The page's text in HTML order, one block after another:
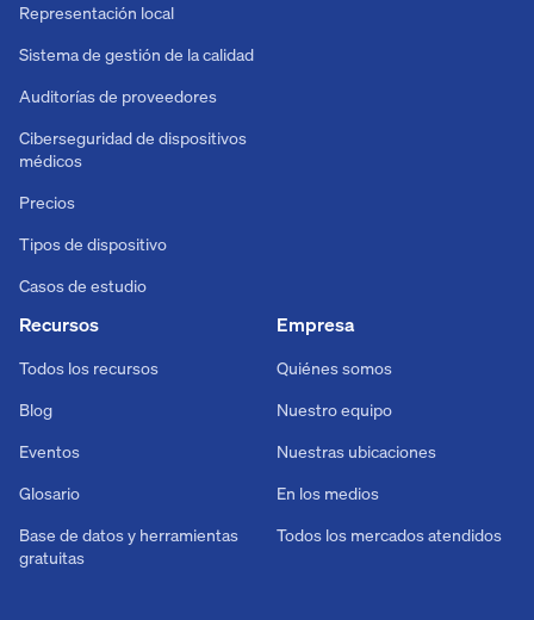
Representación local
Sistema de gestión de la calidad
Auditorías de proveedores
Ciberseguridad de dispositivos
médicos
Precios
Tipos de dispositivo
Casos de estudio
Recursos
Todos los recursos
Blog
Eventos
Glosario
Base de datos y herramientas
gratuitas
Empresa
Quiénes somos
Nuestro equipo
Nuestras ubicaciones
En los medios
Todos los mercados atendidos